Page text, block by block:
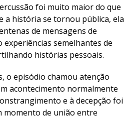
foi muito maior do que
a história se tornou pública, ela
de mensagens de
semelhantes de
histórias pessoais.
o episódio chamou atenção
acontecimento normalmente
e à decepção foi
momento de união entre